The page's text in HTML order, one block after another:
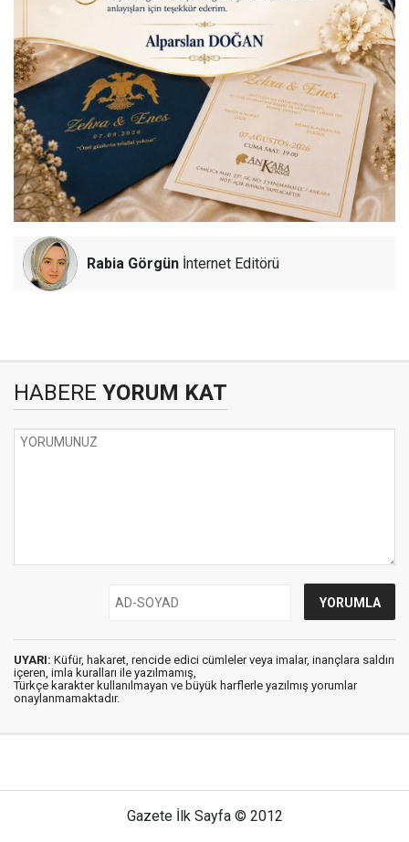
Rabia Görgün İnternet Editörü
HABERE YORUM KAT
UYARI: Küfür, hakaret, rencide edici cümleler veya imalar, inançlara saldırı
içeren, imla kuralları ile yazılmamış,
Türkçe karakter kullanılmayan ve büyük harflerle yazılmış yorumlar
onaylanmamaktadır.
Gazete İlk Sayfa © 2012